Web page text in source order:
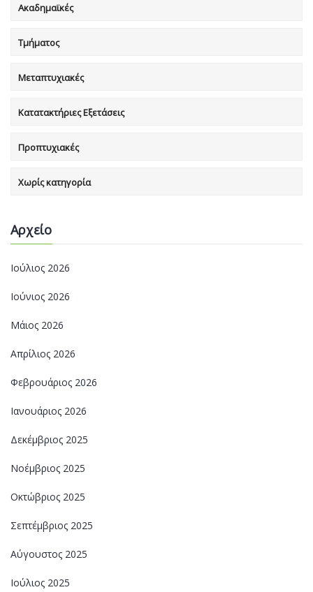
Ακαδημαϊκές
Τμήματος
Μεταπτυχιακές
Κατατακτήριες Εξετάσεις
Προπτυχιακές
Χωρίς κατηγορία
Αρχείο
Ιούλιος 2026
Ιούνιος 2026
Μάιος 2026
Απρίλιος 2026
Φεβρουάριος 2026
Ιανουάριος 2026
Δεκέμβριος 2025
Νοέμβριος 2025
Οκτώβριος 2025
Σεπτέμβριος 2025
Αύγουστος 2025
Ιούλιος 2025